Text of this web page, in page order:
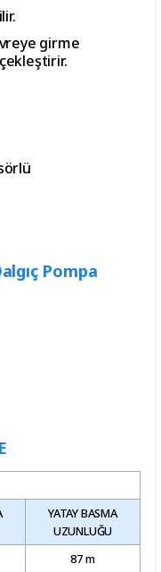
girme
Pompa
YATAY BASMA
UZUNLUĞU
87 m